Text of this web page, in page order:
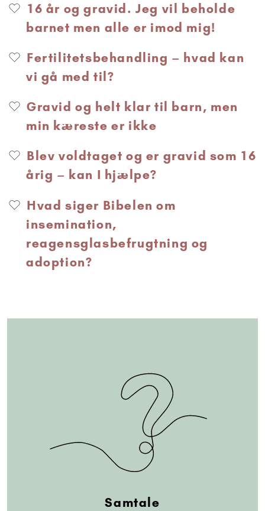
16 år og gravid. Jeg vil beholde
barnet men alle er imod mig!
Fertilitetsbehandling – hvad kan
vi gå med til?
Gravid og helt klar til barn, men
min kæreste er ikke
Blev voldtaget og er gravid som 16
årig – kan I hjælpe?
Hvad siger Bibelen om
insemination,
reagensglasbefrugtning og
adoption?
Samtale